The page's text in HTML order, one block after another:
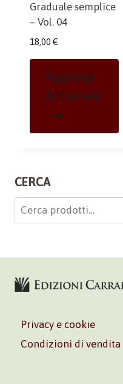
Graduale semplice
– Vol. 04
18,00 €
Aggiungi
Al Carrello
CERCA
Cerca:
Privacy e cookie
Condizioni di vendita